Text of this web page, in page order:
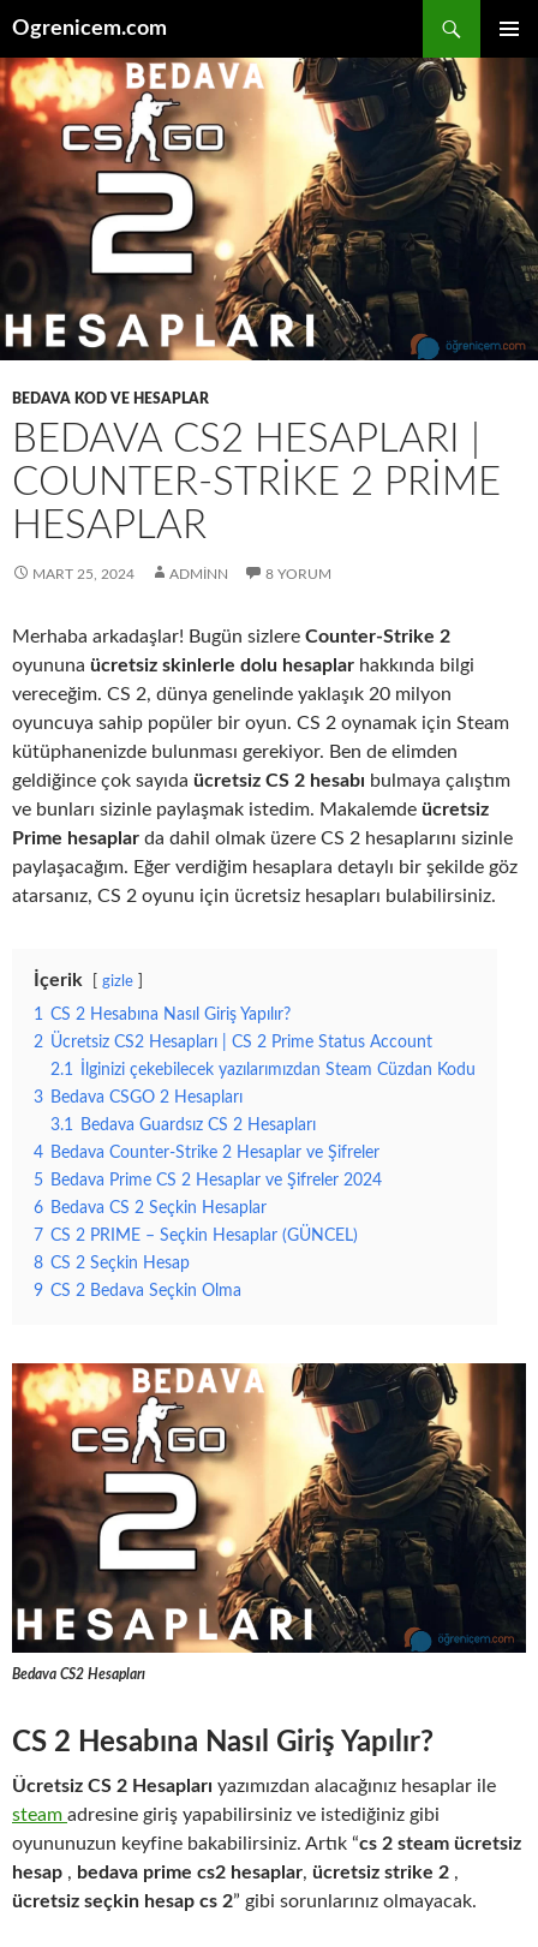
Ogrenicem.com
BEDAVA KOD VE HESAPLAR
BEDAVA CS2 HESAPLARI |
COUNTER-STRIKE 2 PRIME
HESAPLAR
MART 25, 2024 ADMINN 8 YORUM
Merhaba arkadaşlar! Bugün sizlere Counter-Strike 2
oyununa ücretsiz skinlerle dolu hesaplar hakkında bilgi
vereceğim. CS 2, dünya genelinde yaklaşık 20 milyon
oyuncuya sahip popüler bir oyun. CS 2 oynamak için Steam
kütüphanenizde bulunması gerekiyor. Ben de elimden
geldiğince çok sayıda ücretsiz CS 2 hesabı bulmaya çalıştım
ve bunları sizinle paylaşmak istedim. Makalemde ücretsiz
Prime hesaplar da dahil olmak üzere CS 2 hesaplarını sizinle
paylaşacağım. Eğer verdiğim hesaplara detaylı bir şekilde göz
atarsanız, CS 2 oyunu için ücretsiz hesapları bulabilirsiniz.
İçerik gizle
1
CS 2 Hesabına Nasıl Giriş Yapılır?
2 Ücretsiz CS2 Hesapları | CS 2 Prime Status Account
2.1
İlginizi çekebilecek yazılarımızdan Steam Cüzdan Kodu
3 Bedava CSGO 2 Hesapları
3.1
Bedava Guardsız CS 2 Hesapları
4 Bedava Counter-Strike 2 Hesaplar ve Şifreler
5 Bedava Prime CS 2 Hesaplar ve Şifreler 2024
6 Bedava CS 2 Seçkin Hesaplar
7 CS 2 PRIME – Seçkin Hesaplar (GÜNCEL)
8 CS 2 Seçkin Hesap
9 CS 2 Bedava Seçkin Olma
Bedava CS2 Hesapları
CS 2 Hesabına Nasıl Giriş Yapılır?
Ücretsiz CS 2 Hesapları yazımızdan alacağınız hesaplar ile
steam adresine giriş yapabilirsiniz ve istediğiniz gibi
oyununuzun keyfine bakabilirsiniz. Artık “cs 2 steam ücretsiz
hesap , bedava prime cs2 hesaplar, ücretsiz strike 2 ,
ücretsiz seçkin hesap cs 2” gibi sorunlarınız olmayacak.